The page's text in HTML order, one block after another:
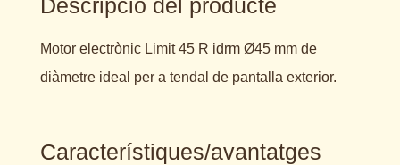
Descripció del producte
Motor electrònic Limit 45 R idrm Ø45 mm de
diàmetre ideal per a tendal de pantalla exterior.
Característiques/avantatges